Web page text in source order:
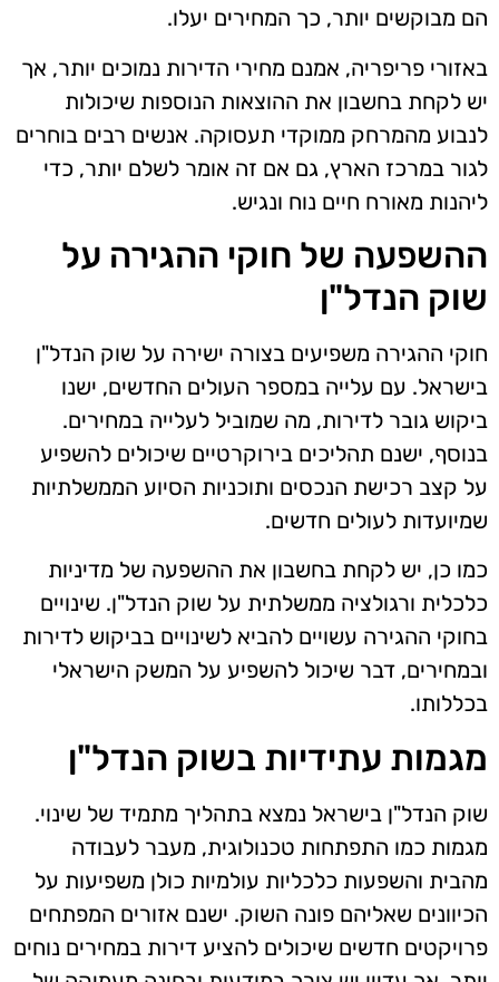
הם מבוקשים יותר, כך המחירים יעלו.
באזורי פריפריה, אמנם מחירי הדירות נמוכים יותר, אך
יש לקחת בחשבון את ההוצאות הנוספות שיכולות
לנבוע מהמרחק ממוקדי תעסוקה. אנשים רבים בוחרים
לגור במרכז הארץ, גם אם זה אומר לשלם יותר, כדי
ליהנות מאורח חיים נוח ונגיש.
ההשפעה של חוקי ההגירה על
שוק הנדל"ן
חוקי ההגירה משפיעים בצורה ישירה על שוק הנדל"ן
בישראל. עם עלייה במספר העולים החדשים, ישנו
ביקוש גובר לדירות, מה שמוביל לעלייה במחירים.
בנוסף, ישנם תהליכים בירוקרטיים שיכולים להשפיע
על קצב רכישת הנכסים ותוכניות הסיוע הממשלתיות
שמיועדות לעולים חדשים.
כמו כן, יש לקחת בחשבון את ההשפעה של מדיניות
כלכלית ורגולציה ממשלתית על שוק הנדל"ן. שינויים
בחוקי ההגירה עשויים להביא לשינויים בביקוש לדירות
ובמחירים, דבר שיכול להשפיע על המשק הישראלי
בכללותו.
מגמות עתידיות בשוק הנדל"ן
שוק הנדל"ן בישראל נמצא בתהליך מתמיד של שינוי.
מגמות כמו התפתחות טכנולוגית, מעבר לעבודה
מהבית והשפעות כלכליות עולמיות כולן משפיעות על
הכיוונים שאליהם פונה השוק. ישנם אזורים המפתחים
פרויקטים חדשים שיכולים להציע דירות במחירים נוחים